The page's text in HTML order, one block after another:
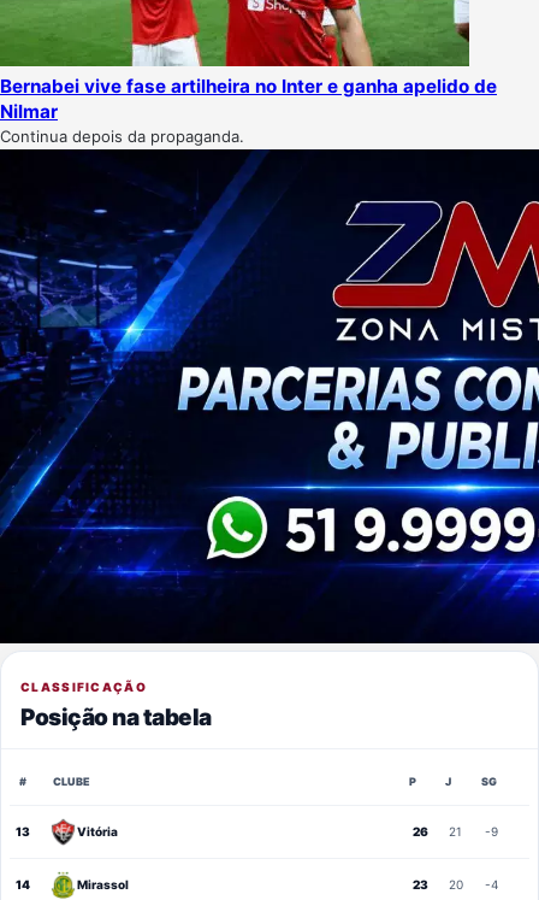
Bernabei vive fase artilheira no Inter e ganha apelido de
Nilmar
Continua depois da propaganda.
CLASSIFICAÇÃO
Posição na tabela
# CLUBE P J SG
13 Vitória 26 21 -9
14 Mirassol 23 20 -4